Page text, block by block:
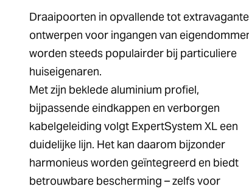
Draaipoorten in opvallende tot extravagante
ontwerpen voor ingangen van
worden steeds populairder bij particuliere
huiseigenaren.
Met zijn beklede aluminium profiel,
bijpassende eindkappen en verborgen
kabelgeleiding volgt ExpertSystem XL een
duidelijke lijn. Het kan daarom bijzonder
harmonieus worden geïntegreerd en biedt
betrouwbare bescherming – zelfs voor